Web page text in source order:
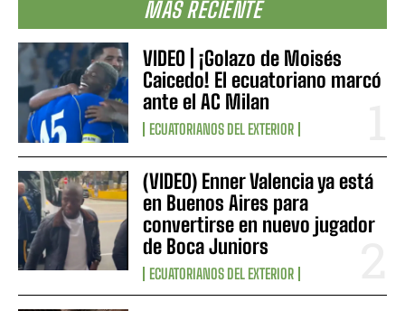
MÁS RECIENTE
VIDEO | ¡Golazo de Moisés
Caicedo! El ecuatoriano marcó
ante el AC Milan
ECUATORIANOS DEL EXTERIOR
(VIDEO) Enner Valencia ya está
en Buenos Aires para
convertirse en nuevo jugador
de Boca Juniors
ECUATORIANOS DEL EXTERIOR